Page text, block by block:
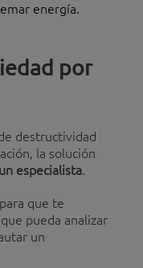
energía.
por
destructividad
la solución
especialista.
que te
pueda analizar
un